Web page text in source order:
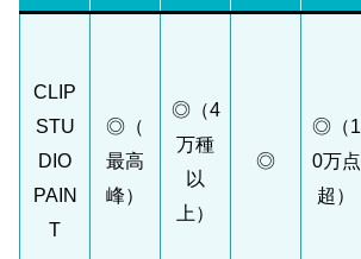
CLIP
STU
DIO
PAIN
T
◎（
最高
峰）
◎（4
万種
以
上）
◎
◎（1
0万点
超）